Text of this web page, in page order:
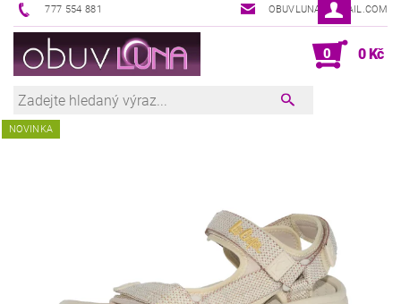
777 554 881 OBUVLUNA@GMAIL.COM
0 0 Kč
NOVINKA